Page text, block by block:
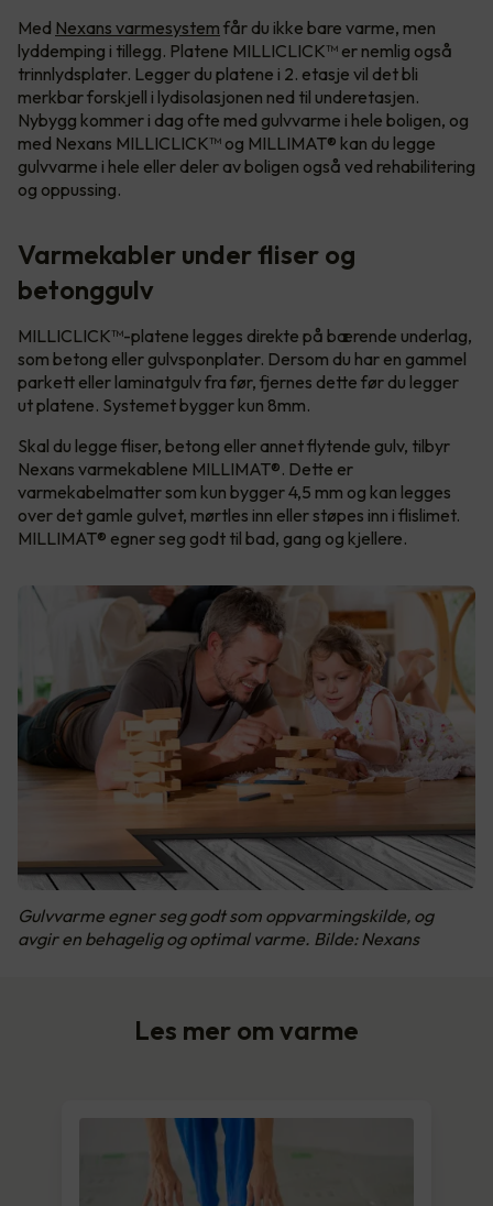
Med Nexans varmesystem får du ikke bare varme, men
lyddemping i tillegg. Platene MILLICLICK™ er nemlig også
trinnlydsplater. Legger du platene i 2. etasje vil det bli
merkbar forskjell i lydisolasjonen ned til underetasjen.
Nybygg kommer i dag ofte med gulvvarme i hele boligen, og
med Nexans MILLICLICK™ og MILLIMAT® kan du legge
gulvvarme i hele eller deler av boligen også ved rehabilitering
og oppussing.
Varmekabler under fliser og
betonggulv
MILLICLICK™-platene legges direkte på bærende underlag,
som betong eller gulvsponplater. Dersom du har en gammel
parkett eller laminatgulv fra før, fjernes dette før du legger
ut platene. Systemet bygger kun 8mm.
Skal du legge fliser, betong eller annet flytende gulv, tilbyr
Nexans varmekablene MILLIMAT®. Dette er
varmekabelmatter som kun bygger 4,5 mm og kan legges
over det gamle gulvet, mørtles inn eller støpes inn i flislimet.
MILLIMAT® egner seg godt til bad, gang og kjellere.
Gulvvarme egner seg godt som oppvarmingskilde, og
avgir en behagelig og optimal varme. Bilde: Nexans
Les mer om varme